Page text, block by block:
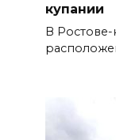
купании
В